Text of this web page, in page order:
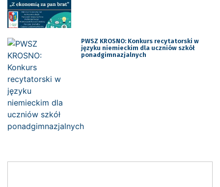
PWSZ KROSNO: Konkurs recytatorski w
języku niemieckim dla uczniów szkół
ponadgimnazjalnych